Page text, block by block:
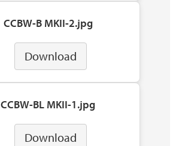
CCBW-B MKII-2.jpg
Download
CCBW-BL MKII-1.jpg
Download